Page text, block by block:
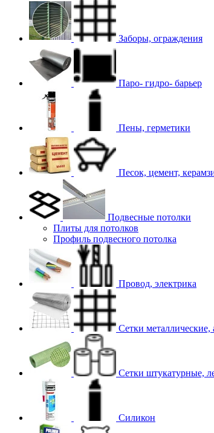
Заборы, ограждения
Паро- гидро- барьер
Пены, герметики
Песок, цемент,
Подвесные потолки
Плиты для потолков
Профиль подвесного потолка
Провод, электрика
Сетки металлические,
Сетки штукатурные,
Силикон